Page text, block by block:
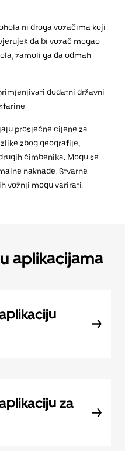
ni droga vozačima koji
da bi vozač mogao
zamoli ga da odmah
dodatni državni
prosječne cijene za
zbog geografije,
čimbenika. Mogu se
naknade. Stvarne
vožnji mogu varirati.
aplikacijama
za